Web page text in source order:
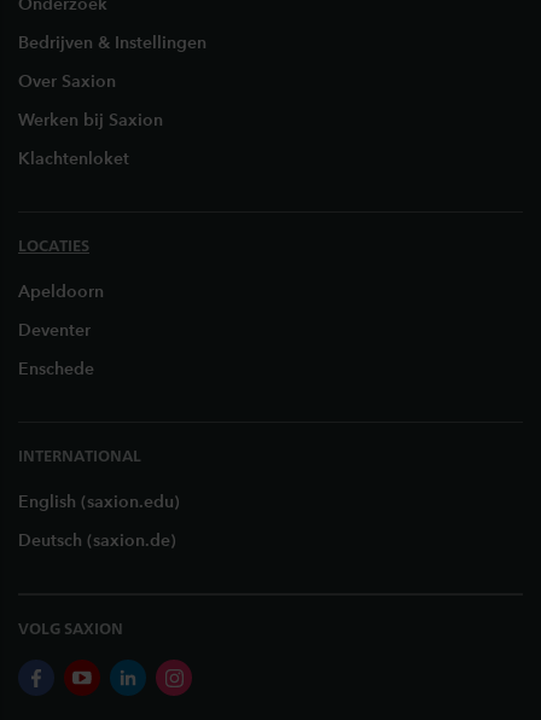
Onderzoek
Bedrijven & Instellingen
Over Saxion
Werken bij Saxion
Klachtenloket
LOCATIES
Apeldoorn
Deventer
Enschede
INTERNATIONAL
English (saxion.edu)
Deutsch (saxion.de)
VOLG SAXION
facebookyoutubelinkedininstagram